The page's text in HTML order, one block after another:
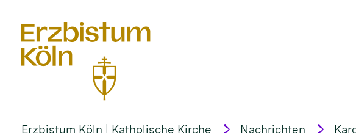
Erzbistum Köln | Katholische Kirche Nachrichten